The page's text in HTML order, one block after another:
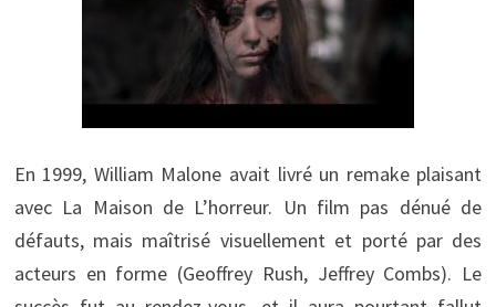
En 1999, William Malone avait livré un remake plaisant
avec La Maison de L’horreur. Un film pas dénué de
défauts, mais maîtrisé visuellement et porté par des
acteurs en forme (Geoffrey Rush, Jeffrey Combs). Le